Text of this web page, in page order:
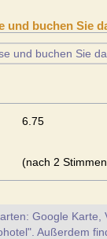
und buchen Sie
6.75
(nach 2
Google
Außerdem